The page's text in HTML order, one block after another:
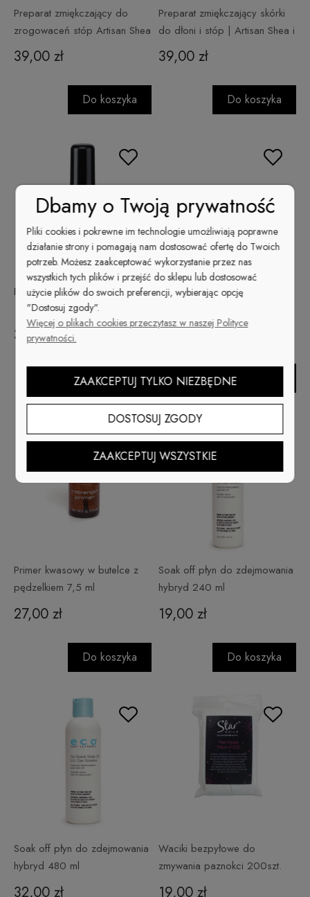
Preparat zmiękczający do
zrogowaceń stóp Artisan Shea
i Vetiver 118 ml
39,00 zł
Do koszyka
Preparat zmiękczający skórki
do dłoni i stóp | Artisan Shea i
Vetiver 118 ml
39,00 zł
Do koszyka
Primer - Bonder Dip Gel 14 ml
39,00 zł
Do koszyka
Primer kwasowy do paznokci
25,00 zł
Do koszyka
Primer kwasowy w butelce z
pędzelkiem 7,5 ml
27,00 zł
Do koszyka
Soak off płyn do zdejmowania
hybryd 240 ml
19,00 zł
Do koszyka
Soak off płyn do zdejmowania
hybryd 480 ml
32,00 zł
Waciki bezpyłowe do
zmywania paznokci 200szt.
19,00 zł
Dbamy o Twoją prywatność
Pliki cookies i pokrewne im technologie umożliwiają poprawne
działanie strony i pomagają nam dostosować ofertę do Twoich
potrzeb. Możesz zaakceptować wykorzystanie przez nas
wszystkich tych plików i przejść do sklepu lub dostosować
użycie plików do swoich preferencji, wybierając opcję
"Dostosuj zgody".
Więcej o plikach cookies przeczytasz w naszej Polityce
prywatności.
ZAAKCEPTUJ TYLKO NIEZBĘDNE
DOSTOSUJ ZGODY
ZAAKCEPTUJ WSZYSTKIE